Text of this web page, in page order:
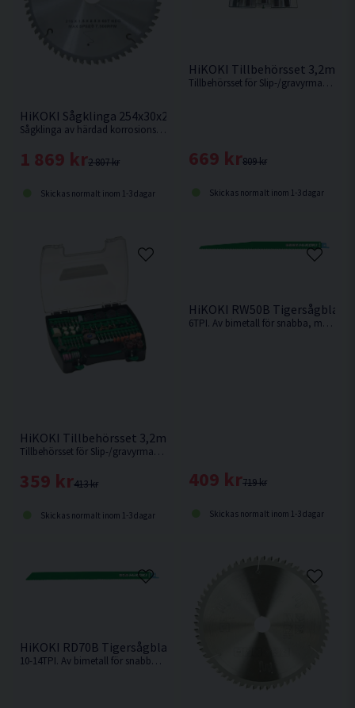
HiKOKI Sågklinga 254x30x2,6mm 80T (ALU)
Sågklinga av härdad korrosionsbeständigt stål för kapning utav aluminiumsmaterialer.
2 807 kr
1 869 kr
Skickas normalt inom 1-3 dagar
HiKOKI Tillbehörsset 3,2mm
Tillbehörsset för Slip-/gravyrmaskiner, 389delar
809 kr
669 kr
Skickas normalt inom 1-3 dagar
HiKOKI Tillbehörsset 3,2mm 200 delar
Tillbehörsset för Slip-/gravyrmaskiner, 220 delar
413 kr
359 kr
Skickas normalt inom 1-3 dagar
HiKOKI RW50B Tigersågblad
6TPI. Av bimetall för snabba, medelgrova till grova snitt i t.ex. hårt och mjukt trä, aluminium, plast och legeringar.
719 kr
409 kr
Skickas normalt inom 1-3 dagar
HiKOKI RD70B Tigersågblad Universal 305mm 5-pack
10-14TPI. Av bimetall för snabba, medelgrova till grova snitt i t.ex. hårt och mjukt trä, aluminium, plast och legeringar.